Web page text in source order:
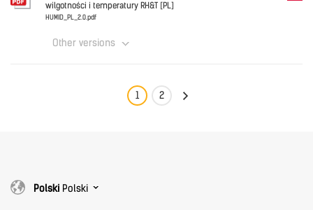
DFF.PRESS.TRDC_PL.pdf
Download
wilgotności i temperatury RH&T [PL]
HUMID_PL_2.0.pdf
Other versions
1 2
Polski Polski